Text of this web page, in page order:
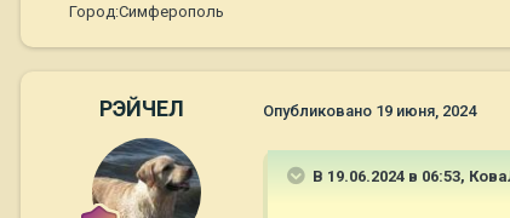
Город:Симферополь
РЭЙЧЕЛ Опубликовано 19 июня, 2024
В 19.06.2024 в 06:53,